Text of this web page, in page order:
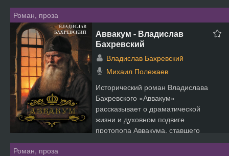
Роман, проза
Аввакум - Владислав
Бахревский
Владислав Бахревский
Михаил Полежаев
Исторический роман Владислава
Бахревского «Аввакум»
рассказывает о драматической
жизни и духовном подвиге
протопопа Аввакума, ставшего
одной из самых ...
Роман, проза